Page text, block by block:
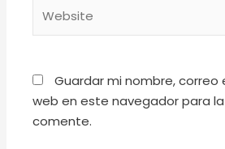
Guardar mi nombre, correo
web en este navegador para
comente.